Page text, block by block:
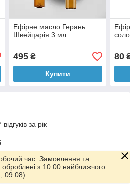
Ефірне масло Герань
Швейцарія 3 мл.
495₴
Купити
80
за рік
34а, станція метро
час. Замовлення та
з 10:00 найближчого
09.08).